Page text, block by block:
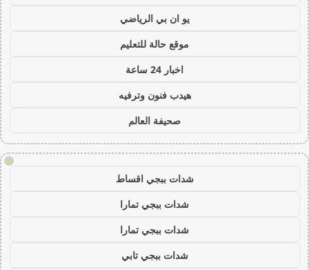
يو ان بي الرياضي
موقع حالة للتعليم
اخبار 24 ساعة
هيدب فنون وترفيه
صحيفة العالم
!
شدات ببجي اقساط
شدات ببجي تمارا
شدات ببجي تمارا
شدات ببجي تابي